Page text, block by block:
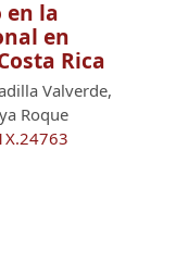
en la
en
Rica
Valverde,
Roque